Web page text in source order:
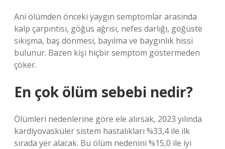
Ani ölümden önceki yaygın semptomlar arasında
kalp çarpıntısı, göğüs ağrısı, nefes darlığı, göğüste
sıkışma, baş dönmesi, bayılma ve baygınlık hissi
bulunur. Bazen kişi hiçbir semptom göstermeden
çöker.
En çok ölüm sebebi nedir?
Ölümleri nedenlerine göre ele alırsak, 2023 yılında
kardiyovasküler sistem hastalıkları %33,4 ile ilk
sırada yer alacak. Bu ölüm nedenini %15,0 ile iyi